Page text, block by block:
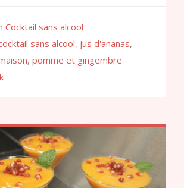
Cocktail sans alcool
sans alcool, jus d'ananas,
, pomme et gingembre